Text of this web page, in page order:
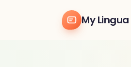
My Lingua